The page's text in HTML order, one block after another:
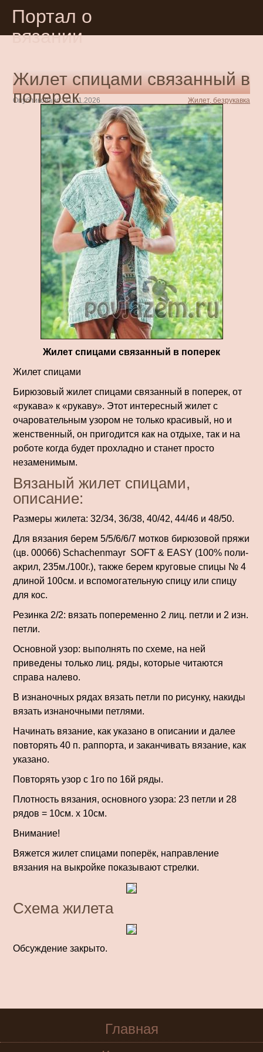
Портал о
вязании
Жилет спицами связанный в
поперек
Опубликовано: 31.01.2026 Жилет, безрукавка
Жилет спицами связанный в поперек
Жилет спицами
Бирюзовый жилет спицами связанный в поперек, от
«рукава» к «рукаву». Этот интересный жилет с
очаровательным узором не только красивый, но и
женственный, он пригодится как на отдыхе, так и на
роботе когда будет прохладно и станет просто
незаменимым.
Вязаный жилет спицами,
описание:
Размеры жилета: 32/34, 36/38, 40/42, 44/46 и 48/50.
Для вязания берем 5/5/6/6/7 мотков бирюзовой пряжи
(цв. 00066) Schachenmayr SOFT & EASY (100% поли­
акрил, 235м./100г.), также берем круговые спицы № 4
длиной 100см. и вспомогательную спицу или спицу
для кос.
Резинка 2/2: вязать попеременно 2 лиц. петли и 2 изн.
петли.
Основной узор: выполнять по схеме, на ней
приведены только лиц. ряды, которые читаются
справа на­лево.
В изнаночных рядах вязать петли по ри­сунку, накиды
вязать изнаночными петлями.
Начинать вязание, как указано в описании и далее
повторять 40 п. раппорта, и заканчивать вязание, как
ука­зано.
Повторять узор с 1го по 16й ряды.
Плотность вязания, основного узора: 23 петли и 28
рядов = 10см. x 10см.
Внимание!
Вяжется жилет спицами поперёк, направление
вязания на выкройке показывают стрелки.
Схема жилета
Обсуждение закрыто.
Главная